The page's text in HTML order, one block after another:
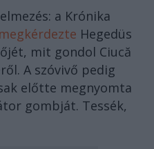
a Krónika
megkérdezte Hegedüs
mit gondol Ciucă
A szóvivő pedig
előtte megnyomta
gombját. Tessék,